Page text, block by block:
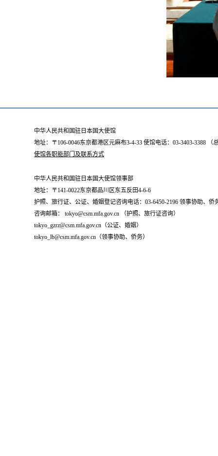
中华人民共和国驻日本国大使馆
地址：〒106-0046东京都港区元麻布3-4-33 使馆电话：03-3403-3388 （
使馆各职能部门及联系方式
中华人民共和国驻日本国大使馆领事部
地址：〒141-0022东京都品川区东五反田4-6-6
护照、旅行证、公证、婚姻登记咨询电话：03-6450-2196 领事协助、侨
咨询邮箱： tokyo@csm.mfa.gov.cn （护照、旅行证咨询）
tokyo_gzrz@csm.mfa.gov.cn（公证、婚姻）
tokyo_lb@csm.mfa.gov.cn（领事协助、侨务）